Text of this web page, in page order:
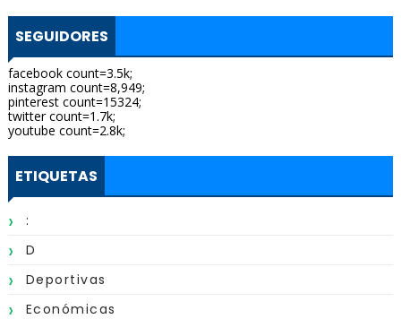
SEGUIDORES
facebook count=3.5k;
instagram count=8,949;
pinterest count=15324;
twitter count=1.7k;
youtube count=2.8k;
ETIQUETAS
:
D
Deportivas
Económicas